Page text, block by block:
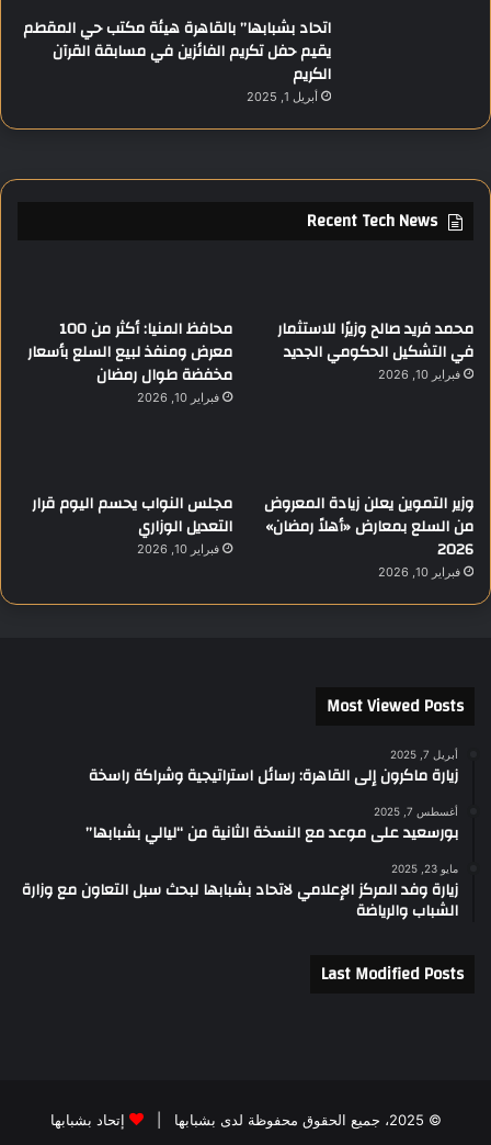
اتحاد بشبابها” بالقاهرة هيئة مكتب حي المقطم
يقيم حفل تكريم الفائزين في مسابقة القرآن
الكريم
أبريل 1, 2025
Recent Tech News
محمد فريد صالح وزيرًا للاستثمار
في التشكيل الحكومي الجديد
فبراير 10, 2026
محافظ المنيا: أكثر من 100
معرض ومنفذ لبيع السلع بأسعار
مخفضة طوال رمضان
فبراير 10, 2026
وزير التموين يعلن زيادة المعروض
من السلع بمعارض «أهلاً رمضان»
2026
فبراير 10, 2026
مجلس النواب يحسم اليوم قرار
التعديل الوزاري
فبراير 10, 2026
Most Viewed Posts
أبريل 7, 2025
زيارة ماكرون إلى القاهرة: رسائل استراتيجية وشراكة راسخة
أغسطس 7, 2025
بورسعيد على موعد مع النسخة الثانية من “ليالي بشبابها”
مايو 23, 2025
زيارة وفد المركز الإعلامي لاتحاد بشبابها لبحث سبل التعاون مع وزارة
الشباب والرياضة
Last Modified Posts
© 2025، جميع الحقوق محفوظة لدى بشبابها | إتحاد بشبابها